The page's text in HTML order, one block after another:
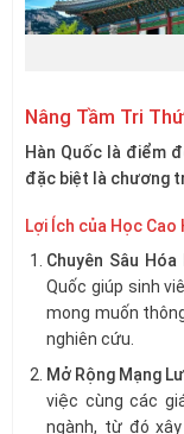
Nâng Tầm Tri
Hàn Quốc là điểm
đặc biệt là chương
Lợi Ích của Học
Chuyên Sâu
Quốc giúp sinh
mong muốn
nghiên cứu.
Mở Rộng Mạng
việc cùng các
ngành, từ đó